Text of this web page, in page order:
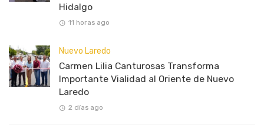
Hidalgo
11 horas ago
Nuevo Laredo
Carmen Lilia Canturosas Transforma
Importante Vialidad al Oriente de Nuevo
Laredo
2 días ago